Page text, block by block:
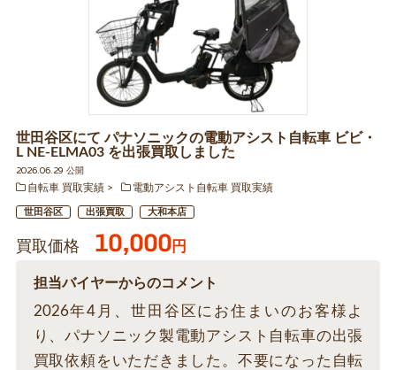
世田谷区にて パナソニックの電動アシスト自転車 ビビ・
L NE-ELMA03 を出張買取しました
2026.06.29 公開
自転車 買取実績
電動アシスト自転車 買取実績
世田谷区 出張買取 大和本店
買取価格 10,000円
担当バイヤーからのコメント
2026年4月、世田谷区にお住まいのお客様よ
り、パナソニック製電動アシスト自転車の出張
買取依頼をいただきました。不要になった自転